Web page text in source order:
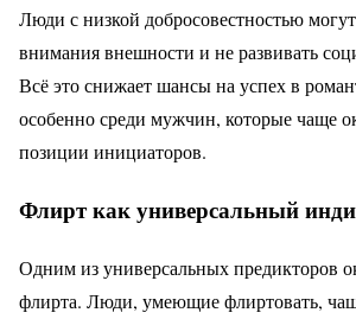
Люди с низкой добросовестностью
внимания внешности и не развивать
Всё это снижает шансы на успех в
особенно среди мужчин, которые чаще
позиции инициаторов.
Флирт как универсальный
Одним из универсальных предикторов
флирта. Люди, умеющие флиртовать,